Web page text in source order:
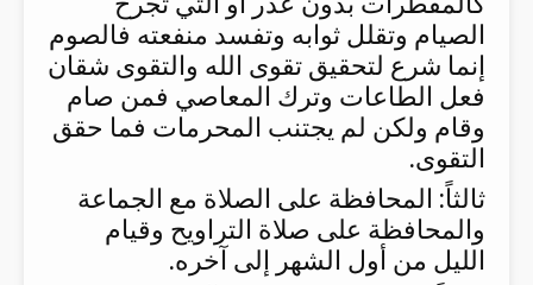
الصيام وتقلل ثوابه وتفسد منفعته فالصوم
إنما شرع لتحقيق تقوى الله والتقوى شقان
فعل الطاعات وترك المعاصي فمن صام
وقام ولكن لم يجتنب المحرمات فما حقق
التقوى.
ثالثاً: المحافظة على الصلاة مع الجماعة
والمحافظة على صلاة التراويح وقيام
الليل من أول الشهر إلى آخره.